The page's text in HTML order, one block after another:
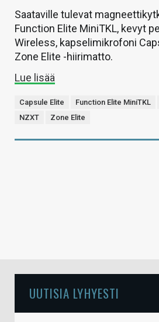
Saataville tulevat
Function Elite MiniTKL, kevyt
Wireless, kapselimikrofoni
Zone Elite -hiirimatto.
Lue lisää
Capsule Elite Function Elite MiniTKL
NZXT
Zone Elite
UUTISIA LYHYESTI